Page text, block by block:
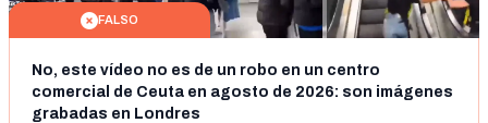
FALSO
No, este vídeo no es de un robo en un centro
comercial de Ceuta en agosto de 2026: son imágenes
grabadas en Londres